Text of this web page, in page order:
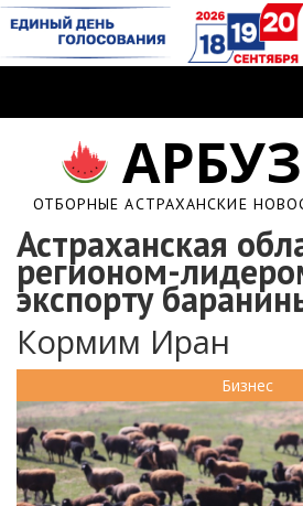
АРБУЗ
ОТБОРНЫЕ АСТРАХАНСКИЕ
Астраханская
регионом-
экспорту
Кормим Иран
Бизнес